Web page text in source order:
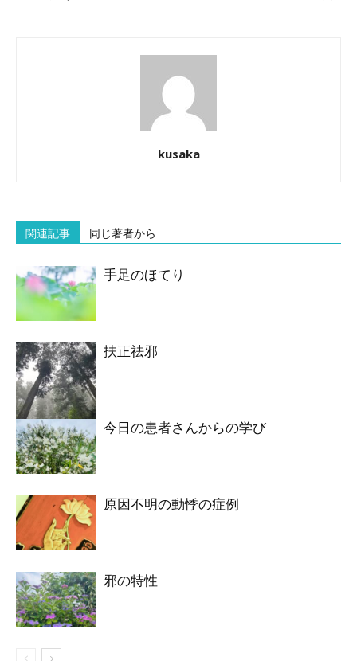
kusaka
関連記事 同じ著者から
手足のほてり
扶正祛邪
今日の患者さんからの学び
原因不明の動悸の症例
邪の特性